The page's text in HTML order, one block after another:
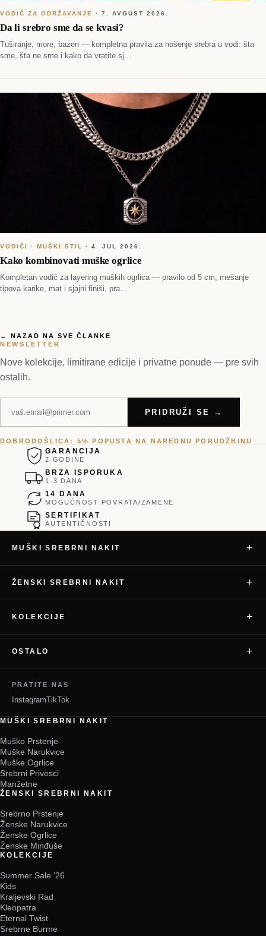
VODIČ ZA ODRŽAVANJE · 7. AVGUST 2026.
Da li srebro sme da se kvasi?
Tuširanje, more, bazen — kompletna pravila za nošenje srebra u vodi: šta
sme, šta ne sme i kako da vratite sj…
VODIČI · MUŠKI STIL · 4. JUL 2026.
Kako kombinovati muške ogrlice
Kompletan vodič za layering muških ogrlica — pravilo od 5 cm, mešanje
tipova karike, mat i sjajni finiši, pra…
← NAZAD NA SVE ČLANKE
NEWSLETTER
Nove kolekcije, limitirane edicije i privatne ponude — pre svih
ostalih.
PRIDRUŽI SE →
DOBRODOŠLICA: 5% POPUSTA NA NAREDNU PORUDŽBINU
GARANCIJA
2 GODINE
BRZA ISPORUKA
1-3 DANA
14 DANA
MOGUĆNOST POVRATA/ZAMENE
SERTIFIKAT
AUTENTIČNOSTI
MUŠKI SREBRNI NAKIT +
ŽENSKI SREBRNI NAKIT +
KOLEKCIJE +
OSTALO +
PRATITE NAS
InstagramTikTok
MUŠKI SREBRNI NAKIT
Muško Prstenje
Muške Narukvice
Muške Ogrlice
Srebrni Privesci
Manžetne
ŽENSKI SREBRNI NAKIT
Srebrno Prstenje
Ženske Narukvice
Ženske Ogrlice
Ženske Minđuše
KOLEKCIJE
Summer Sale '26
Kids
Kraljevski Rad
Kleopatra
Eternal Twist
Srebrne Burme